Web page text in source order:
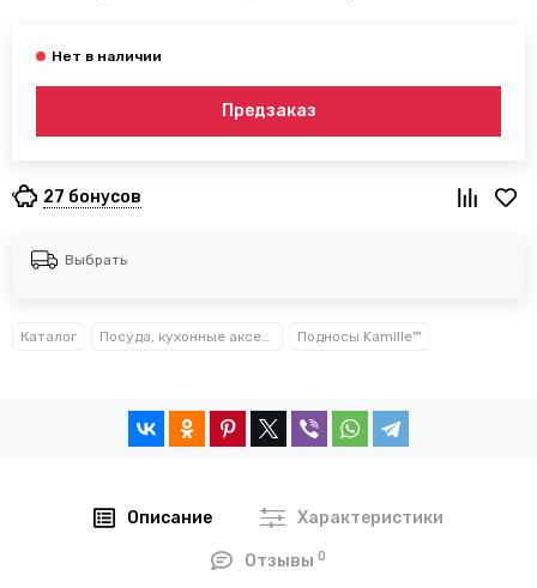
Предзаказ
27 бонусов
Выбрать
Каталог Посуда, кухонные аксессуары и принадлежности TM Kamille TM Ofenbach Подносы Kamille™
Описание Характеристики
Отзывы0